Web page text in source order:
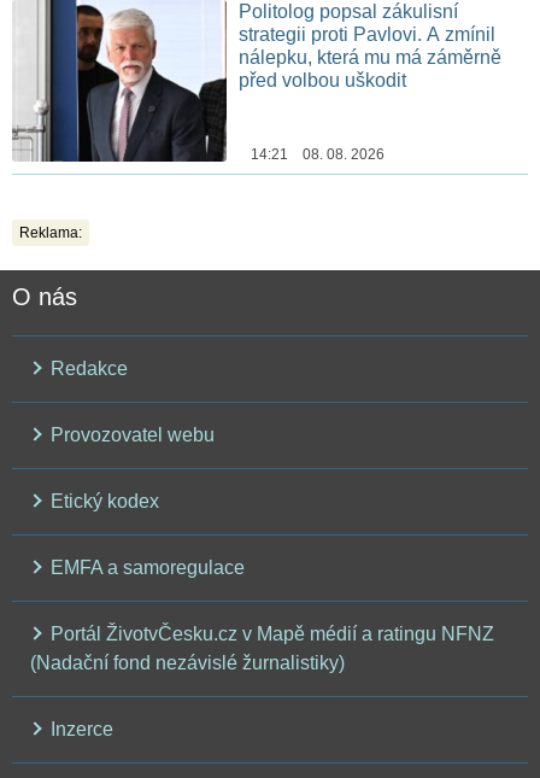
Politolog popsal zákulisní
strategii proti Pavlovi. A zmínil
nálepku, která mu má záměrně
před volbou uškodit
14:21 08. 08. 2026
Reklama:
O nás
Redakce
Provozovatel webu
Etický kodex
EMFA a samoregulace
Portál ŽivotvČesku.cz v Mapě médií a ratingu NFNZ
(Nadační fond nezávislé žurnalistiky)
Inzerce